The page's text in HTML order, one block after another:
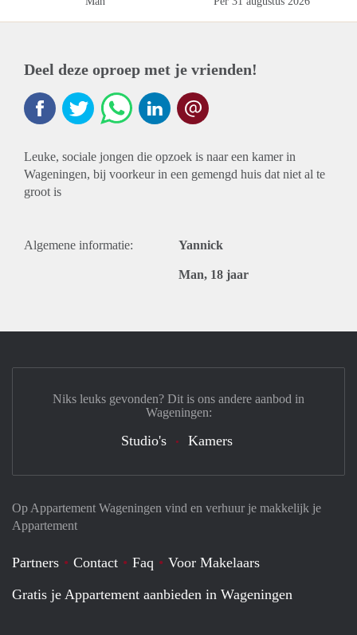
Deel deze oproep met je vrienden!
Leuke, sociale jongen die opzoek is naar een kamer in
Wageningen, bij voorkeur in een gemengd huis dat niet al te
groot is
Algemene informatie: Yannick
Man, 18 jaar
Op Appartement Wageningen vind en verhuur je makkelijk je
Appartement
Partners Contact Faq
Voor Makelaars
Gratis je Appartement aanbieden in Wageningen
Niks leuks gevonden? Dit is ons andere aanbod in
Wageningen:
Studio's Kamers